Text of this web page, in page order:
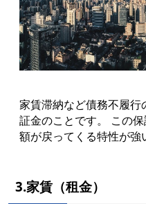
家賃滞納など債務不履
証金のことです。 この
額が戻ってくる特性が強
3.家賃（租金）